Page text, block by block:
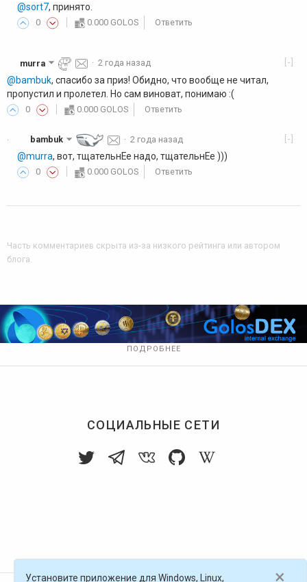
@sort7, принято.
0 0.000 GOLOS Ответить
[-]
murra ·2 года назад
@bambuk, спасибо за приз! Обидно, что вообще не читал,
пропустил и пролетел. Но сам виноват, понимаю :(
0 0.000 GOLOS Ответить
· [-]
bambuk · 2 года назад
@murra, вот, тщательнЕе надо, тщательнЕе )))
0 0.000 GOLOS Ответить
Часть комментариев скрыта из-за низкого рейтинга или автором
блога
ПОДРОБНЕЕ
СОЦИАЛЬНЫЕ СЕТИ
×
Установите приложение для Windows, Linux,